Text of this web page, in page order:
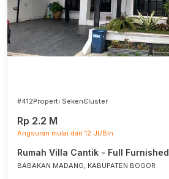
#412Properti SekenCluster
Rp 2.2 M
Angsuran mulai dari 12 Jt/Bln
Rumah Villa Cantik - Full Furnished
BABAKAN MADANG, KABUPATEN BOGOR